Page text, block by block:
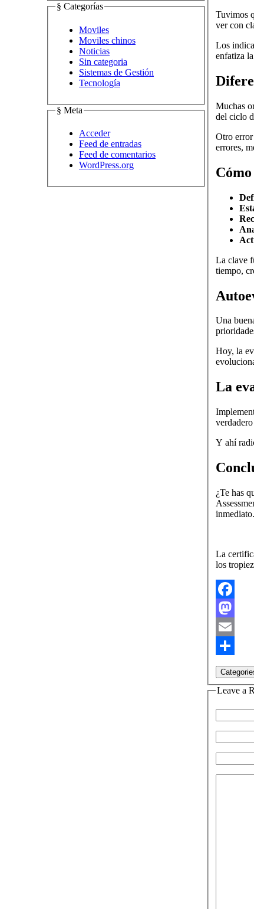
§ Categorías
Moviles
Moviles chinos
Noticias
Sin categoria
Sistemas de Gestión
Tecnología
§ Meta
Acceder
Feed de entradas
Feed de comentarios
WordPress.org
Tuvimos
ver con
Los
enfatiza
Muchas
del ciclo
Otro error
errores,
La clave
tiempo,
Una
Hoy, la
La
Y ahí
¿Te has
La
los
Facebook
Mastodon
Email
Compartir
Leave a